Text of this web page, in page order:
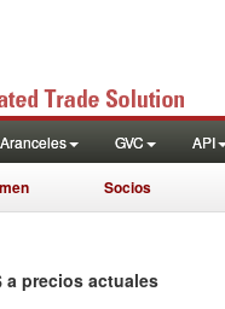
Aranceles GVC API
Socios
a precios actuales